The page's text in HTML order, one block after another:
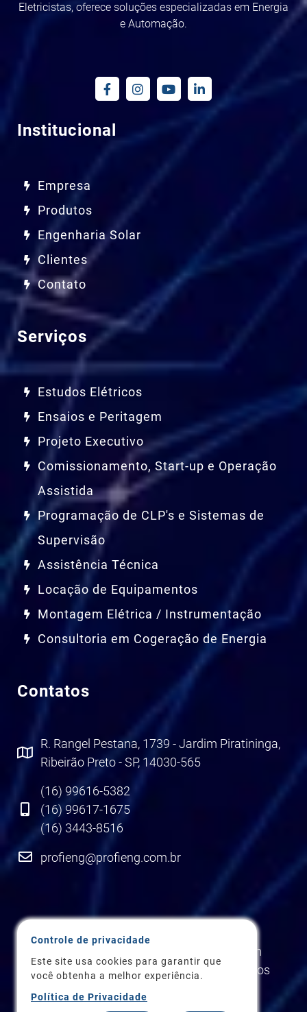
Eletricistas, oferece soluções especializadas em Energia
e Automação.
Institucional
Empresa
Produtos
Engenharia Solar
Clientes
Contato
Serviços
Estudos Elétricos
Ensaios e Peritagem
Projeto Executivo
Comissionamento, Start-up e Operação
Assistida
Programação de CLP's e Sistemas de
Supervisão
Assistência Técnica
Locação de Equipamentos
Montagem Elétrica / Instrumentação
Consultoria em Cogeração de Energia
Contatos
R. Rangel Pestana, 1739 - Jardim Piratininga,
Ribeirão Preto - SP, 14030-565
(16) 99616-5382
(16) 99617-1675
(16) 3443-8516
profieng@profieng.com.br
Copyright 2026 © ProfiEng Soluções em
Engenharia Elétrica e Automação. Todos os
Controle de privacidade
Este site usa cookies para garantir que
você obtenha a melhor experiência.
Política de Privacidade